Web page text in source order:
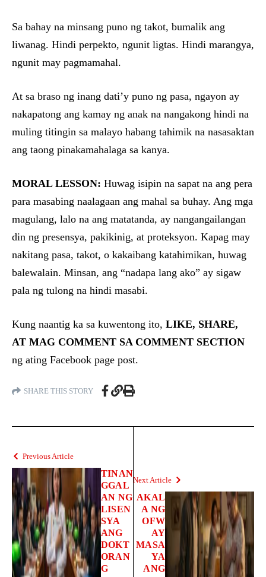
Sa bahay na minsang puno ng takot, bumalik ang
liwanag. Hindi perpekto, ngunit ligtas. Hindi marangya,
ngunit may pagmamahal.
At sa braso ng inang dati’y puno ng pasa, ngayon ay
nakapatong ang kamay ng anak na nangakong hindi na
muling titingin sa malayo habang tahimik na nasasaktan
ang taong pinakamahalaga sa kanya.
MORAL LESSON: Huwag isipin na sapat na ang pera
para masabing naalagaan ang mahal sa buhay. Ang mga
magulang, lalo na ang matatanda, ay nangangailangan
din ng presensya, pakikinig, at proteksyon. Kapag may
nakitang pasa, takot, o kakaibang katahimikan, huwag
balewalain. Minsan, ang “nadapa lang ako” ay sigaw
pala ng tulong na hindi masabi.
Kung naantig ka sa kuwentong ito, LIKE, SHARE,
AT MAG COMMENT SA COMMENT SECTION
ng ating Facebook page post.
SHARE THIS STORY
Previous Article
TINAN
GGAL
AN NG
LISEN
SYA
ANG
DOKT
ORAN
G
Next Article
AKAL
A NG
OFW
AY
MASA
YA
ANG